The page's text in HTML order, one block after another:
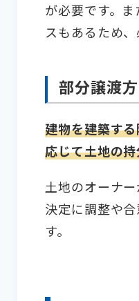
が必要です。
スもあるため
部分譲渡
建物を建築す
応じて土地の
土地のオーナ
決定に調整や
す。